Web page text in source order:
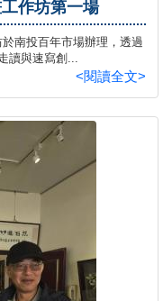
作坊第一場
南投百年市場辦理，透過
讀與速寫創...
<閱讀全文>